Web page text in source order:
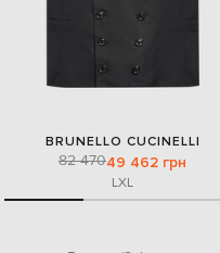
BRUNELLO CUCINELLI
82 47049 462 грн
LXL